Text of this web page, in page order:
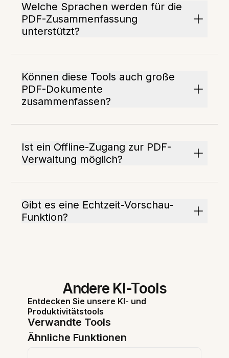
Welche Sprachen werden für die
PDF-Zusammenfassung
unterstützt?
Können diese Tools auch große
PDF-Dokumente
zusammenfassen?
Ist ein Offline-Zugang zur PDF-
Verwaltung möglich?
Gibt es eine Echtzeit-Vorschau-
Funktion?
Andere KI-Tools
Entdecken Sie unsere KI- und
Produktivitätstools
Verwandte Tools
Ähnliche Funktionen